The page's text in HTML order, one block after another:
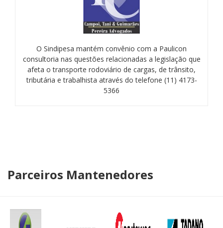
O Sindipesa mantém convênio com a Paulicon
consultoria nas questões relacionadas a legislação que
afeta o transporte rodoviário de cargas, de trânsito,
tributária e trabalhista através do telefone (11) 4173-
5366
Parceiros Mantenedores